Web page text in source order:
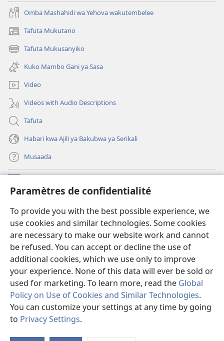
Paramètres de confidentialité
To provide you with the best possible experience, we
use cookies and similar technologies. Some cookies
are necessary to make our website work and cannot
be refused. You can accept or decline the use of
additional cookies, which we use only to improve
your experience. None of this data will ever be sold or
used for marketing. To learn more, read the Global
Policy on Use of Cookies and Similar Technologies.
You can customize your settings at any time by going
to Privacy Settings.
Omba Mashahidi wa Yehova wakutembelee
Tafuta Mukutano
(opens
new
window)
Tafuta Mukusanyiko
(opens
new
window)
Kuko Mambo Gani ya Sasa
Video
Videos with Audio Descriptions
Tafuta
Habari kwa Ajili ya Bakubwa ya Serikali
Musaada
(opens
new
Maktaba ku Enternete
(opens
new
window)JW Hub
(opens
new
window)Programu ya JW Library
Copyright© 2026 Watch Tower Bible and Tract Society of Pennsylvania.
KANUNI ZA MATUMIZI|